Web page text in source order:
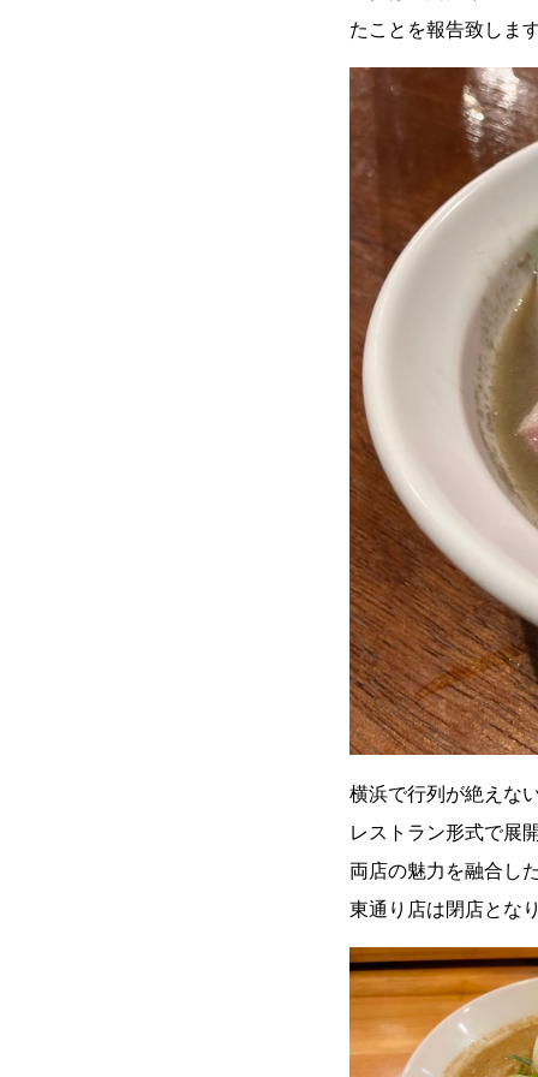
たことを報告致しま
横浜で行列が絶えな
レストラン形式で展
両店の魅力を融合し
東通り店は閉店とな